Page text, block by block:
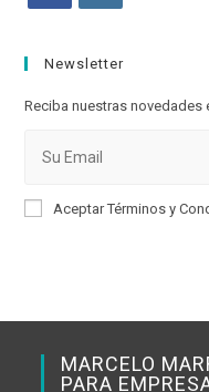
a
new
new
Newsletter
Reciba nuestras novedades
Aceptar Términos y
MARCELO
PARA